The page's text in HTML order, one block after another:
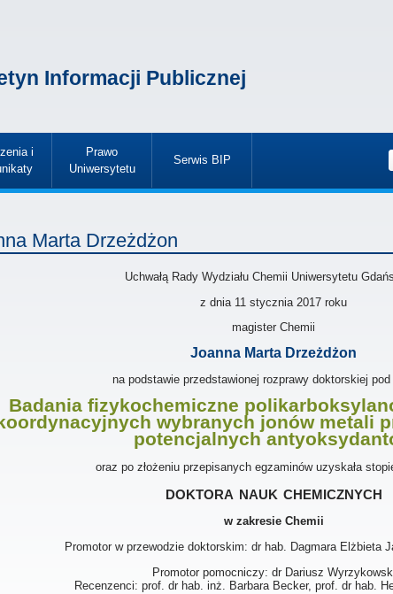
Informacji Publicznej
i
Prawo
Uniwersytetu
»
Serwis BIP
»
Marta Drzeżdżon
Uchwałą Rady Wydziału Chemii Uniwersytetu
z dnia 11 stycznia 2017 roku
magister Chemii
Joanna Marta Drzeżdżon
na podstawie przedstawionej rozprawy doktorskiej pod
Badania fizykochemiczne
wybranych jonów metali
potencjalnych
oraz po złożeniu przepisanych egzaminów uzyskała
doktora nauk chemicznych
w zakresie Chemii
Promotor w przewodzie doktorskim: dr hab. Dagmara Elżbieta
Promotor pomocniczy: dr Dariusz
Recenzenci: prof. dr hab. inż. Barbara Becker, prof. dr hab.